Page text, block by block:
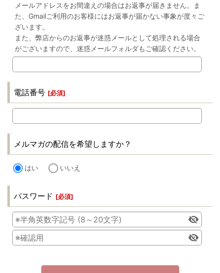
メールアドレスをお間違えの場合はお返事が届きません。ま
た、Gmailご利用のお客様にはお返事が届かない事象が度々ご
ざいます。
また、弊店からのお返事が迷惑メールとして処理される場合
がございますので、迷惑メールフォルダもご確認ください。
電話番号 [必須]
メルマガの配信を希望しますか？
はい いいえ
パスワード [必須]